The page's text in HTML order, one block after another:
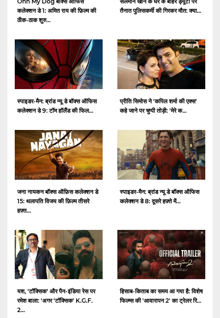
कलेक्शन डे 1: अमित राय की फ़िल्म की
ठीक-ठाक शुरु...
तैनात पुलिसकर्मी की गिरकर मौत: क्या...
स्पाइडर-मैन: ब्रांड न्यू डे बॉक्स ऑफिस
कलेक्शन डे 9: टॉम हॉलैंड की फिल...
प्रीति सिमोस ने 'कपिल शर्मा की एक्स'
कहे जाने पर चुप्पी तोड़ी: 'मेरे क...
जना नायकन बॉक्स ऑफ़िस कलेक्शन डे
15: थलापति विजय की फ़िल्म तीसरे
हफ़्त...
स्पाइडर-मैन: ब्रांड न्यू डे बॉक्स ऑफिस
कलेक्शन डे 8: दूसरे हफ़्ते में...
यश, 'टॉक्सिक' और पैन-इंडिया रेस पर
रमेश बाला: 'अगर 'टॉक्सिक' K.G.F.
2...
हिसाब-किताब का समय आ गया है: विशेष
फिल्म्स की 'आवारापन 2' का ट्रेलर रि...